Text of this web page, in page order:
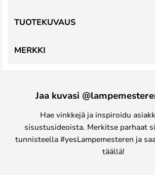
TUOTEKUVAUS
MERKKI
Jaa kuvasi
Hae vinkkejä ja inspiroidu
sisustusideoista. Merkitse parhaat
tunnisteella #yesLampemesteren ja
täällä!